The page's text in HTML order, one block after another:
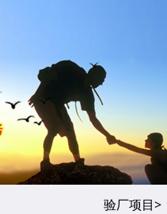
验厂项目>